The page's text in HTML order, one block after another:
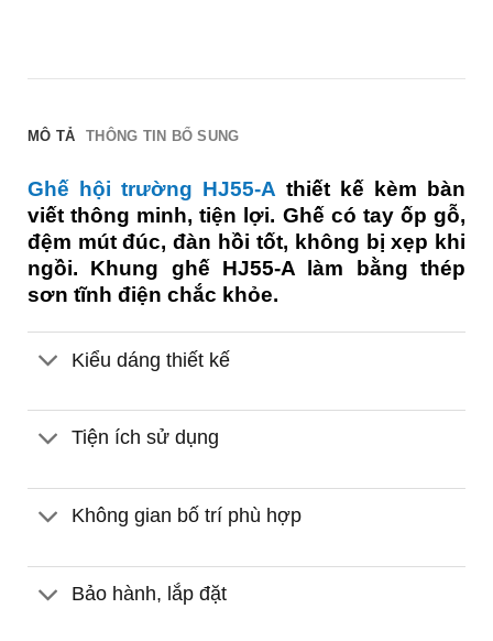
MÔ TẢ THÔNG TIN BỔ SUNG
Ghế hội trường HJ55-A thiết kế kèm bàn
viết thông minh, tiện lợi. Ghế có tay ốp gỗ,
đệm mút đúc, đàn hồi tốt, không bị xẹp khi
ngồi. Khung ghế HJ55-A làm bằng thép
sơn tĩnh điện chắc khỏe.
Kiểu dáng thiết kế
Tiện ích sử dụng
Không gian bố trí phù hợp
Bảo hành, lắp đặt